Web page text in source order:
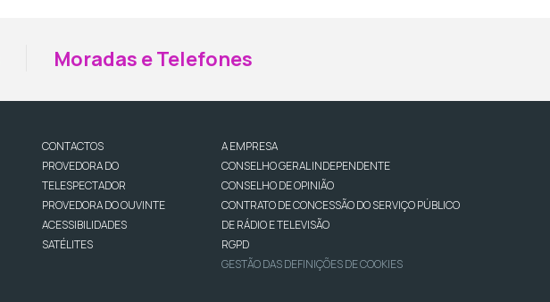
Moradas e Telefones
CONTACTOS
PROVEDORA DO
TELESPECTADOR
PROVEDORA DO OUVINTE
ACESSIBILIDADES
SATÉLITES
A EMPRESA
CONSELHO GERAL INDEPENDENTE
CONSELHO DE OPINIÃO
CONTRATO DE CONCESSÃO DO SERVIÇO PÚBLICO
DE RÁDIO E TELEVISÃO
RGPD
GESTÃO DAS DEFINIÇÕES DE COOKIES